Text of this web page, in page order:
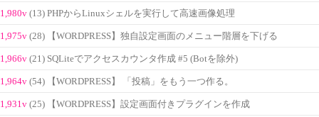
1,980v (13) PHPからLinuxシェルを実行して高速画像処理
1,975v (28) 【WORDPRESS】独自設定画面のメニュー階層を下げる
1,966v (21) SQLiteでアクセスカウンタ作成 #5 (Botを除外)
1,964v (54) 【WORDPRESS】 「投稿」をもう一つ作る。
1,931v (25) 【WORDPRESS】設定画面付きプラグインを作成